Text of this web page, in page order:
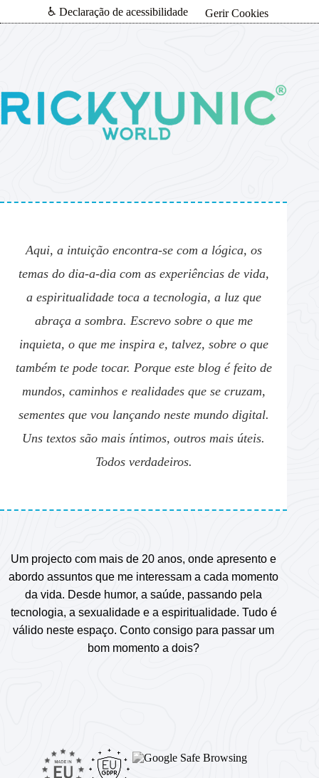
♿ Declaração de acessibilidade
Gerir Cookies
Aqui, a intuição encontra-se com a lógica, os
temas do dia-a-dia com as experiências de vida,
a espiritualidade toca a tecnologia, a luz que
abraça a sombra. Escrevo sobre o que me
inquieta, o que me inspira e, talvez, sobre o que
também te pode tocar. Porque este blog é feito de
mundos, caminhos e realidades que se cruzam,
sementes que vou lançando neste mundo digital.
Uns textos são mais íntimos, outros mais úteis.
Todos verdadeiros.
Um projecto com mais de 20 anos, onde apresento e
abordo assuntos que me interessam a cada momento
da vida. Desde humor, a saúde, passando pela
tecnologia, a sexualidade e a espiritualidade. Tudo é
válido neste espaço. Conto consigo para passar um
bom momento a dois?